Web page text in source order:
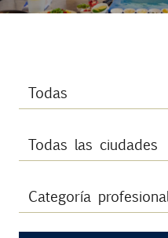
Contacto
Uib